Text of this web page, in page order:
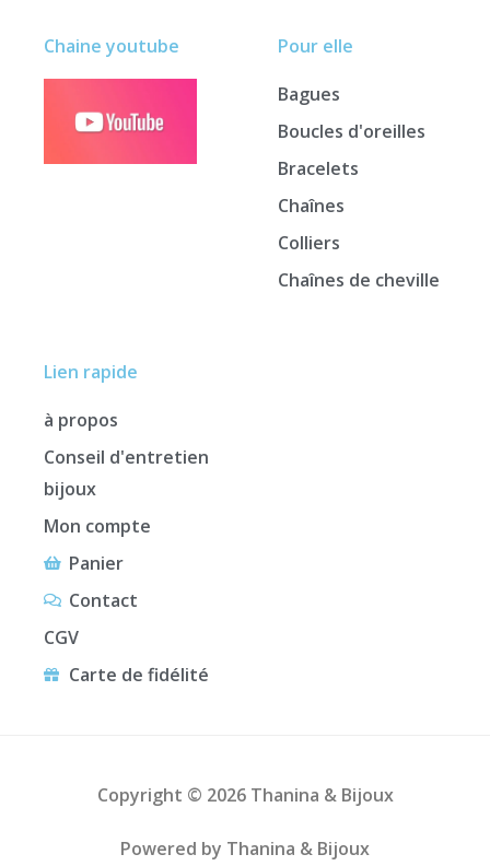
Lien rapide
à propos
Conseil d'entretien
bijoux
Mon compte
Panier
Contact
CGV
Carte de fidélité
Pour elle
Bagues
Boucles d'oreilles
Bracelets
Chaînes
Colliers
Chaînes de cheville
Chaine youtube
Copyright © 2026 Thanina & Bijoux
Powered by Thanina & Bijoux